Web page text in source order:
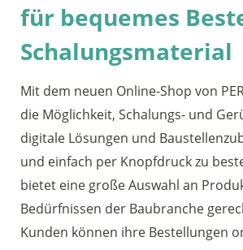
für bequemes
Schalungsmaterial
Mit dem neuen Online-Shop von
die Möglichkeit, Schalungs- und
digitale Lösungen und
und einfach per Knopfdruck zu
bietet eine große Auswahl an
Bedürfnissen der Baubranche
Kunden können ihre Bestellungen